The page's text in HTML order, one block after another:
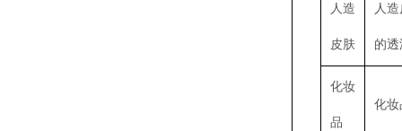
人造
皮肤
人
的
化妆
品
化妆